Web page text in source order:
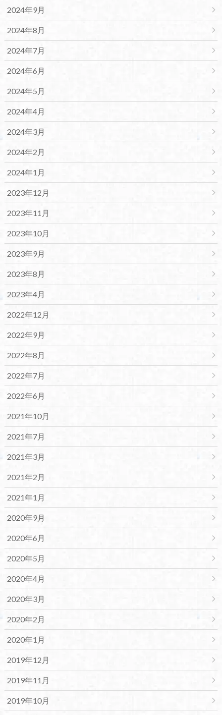
2024年9月
2024年8月
2024年7月
2024年6月
2024年5月
2024年4月
2024年3月
2024年2月
2024年1月
2023年12月
2023年11月
2023年10月
2023年9月
2023年8月
2023年4月
2022年12月
2022年9月
2022年8月
2022年7月
2022年6月
2021年10月
2021年7月
2021年3月
2021年2月
2021年1月
2020年9月
2020年6月
2020年5月
2020年4月
2020年3月
2020年2月
2020年1月
2019年12月
2019年11月
2019年10月